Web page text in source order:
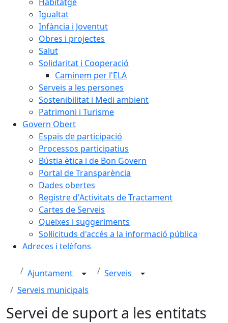
Igualtat
Infància i Joventut
Obres i projectes
Salut
Solidaritat i Cooperació
Caminem per l'ELA
Serveis a les persones
Sostenibilitat i Medi ambient
Patrimoni i Turisme
Govern Obert
Espais de participació
Processos participatius
Bústia ètica i de Bon Govern
Portal de Transparència
Dades obertes
Registre d'Activitats de Tractament
Cartes de Serveis
Queixes i suggeriments
Sol·licituds d'accés a la informació pública
Adreces i telèfons
Ajuntament
Serveis
Serveis municipals
Servei de suport a les entitats